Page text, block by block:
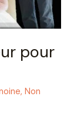
pour
,Non